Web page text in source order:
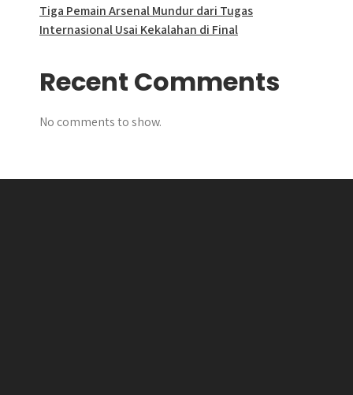
Tiga Pemain Arsenal Mundur dari Tugas
Internasional Usai Kekalahan di Final
Recent Comments
No comments to show.